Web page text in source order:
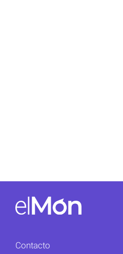
Contacto